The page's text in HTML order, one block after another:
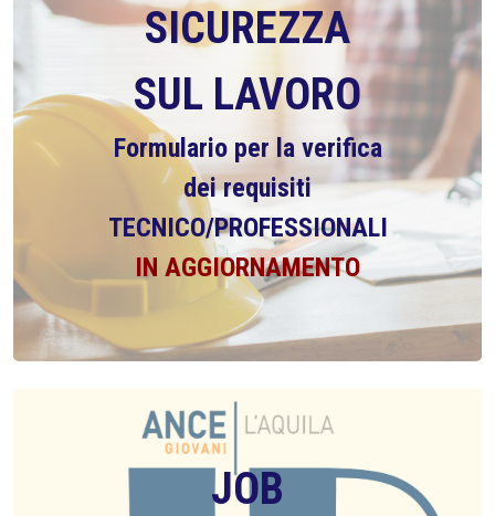
SICUREZZA
SUL LAVORO
Formulario per la verifica
dei requisiti
TECNICO/PROFESSIONALI
IN AGGIORNAMENTO
JOB